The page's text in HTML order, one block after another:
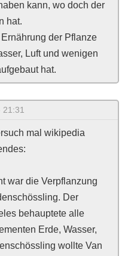
kann, wo doch der
hat.
der Pflanze
Luft und wenigen
hat.
mal wikipedia
war die Verpflanzung
Der
behauptete alle
Erde, Wasser,
wollte Van